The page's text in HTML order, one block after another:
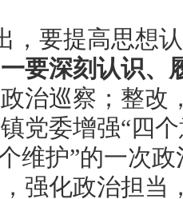
要提高思想认
一要深刻认识、
治巡察；整改
党委增强“四
维护”的一次
强化政治担当